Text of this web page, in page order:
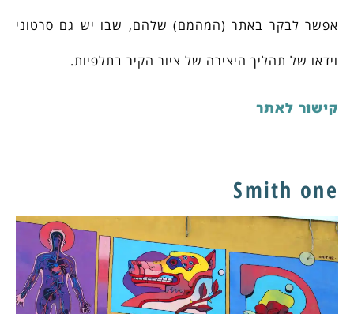
אפשר לבקר באתר (המהמם) שלהם, שבו יש גם סרטוני
וידאו של תהליך היצירה של ציור הקיר בתלפיות.
קישור לאתר
Smith one